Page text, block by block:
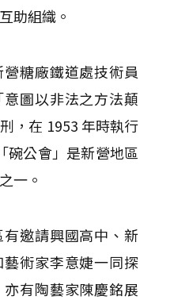
助組織。
糖廠鐵道處技術員
圖以非法之方法顛
，在 1953 年時執行
碗公會」是新營地區
一。
邀請興國高中、新
術家李意婕一同探
有陶藝家陳慶銘展